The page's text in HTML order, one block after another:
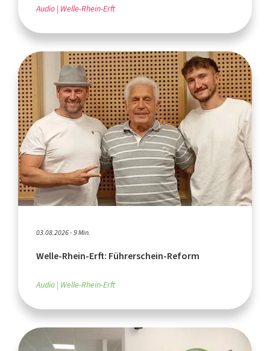
Audio Welle-Rhein-Erft
03.08.2026 - 9 Min.
Welle-Rhein-Erft: Führerschein-Reform
Audio Welle-Rhein-Erft